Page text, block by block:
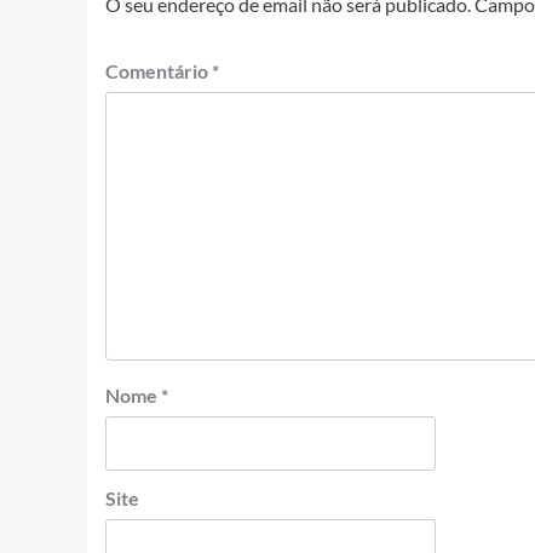
Comentário *
Nome *
Site